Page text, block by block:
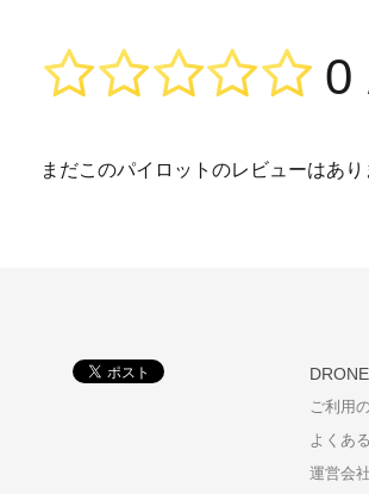
0
まだこのパイロットのレビューはあり
ご利用
よくあ
運営会社